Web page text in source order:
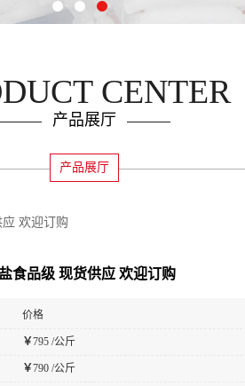
CENTER
产品展厅
产品展厅
欢迎订购
食品级 现货供应 欢迎订购
价格
￥795 /公斤
￥790 /公斤